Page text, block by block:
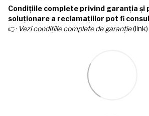
Condițiile complete privind garanția și
soluționare a reclamațiilor pot fi
👉 Vezi condițiile complete de garanție(link)